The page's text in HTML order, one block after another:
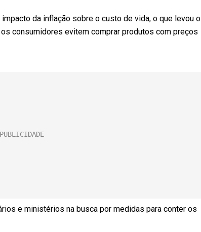
da inflação sobre o custo de vida, o que levou o
consumidores evitem comprar produtos com preços
e ministérios na busca por medidas para conter os